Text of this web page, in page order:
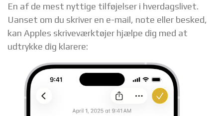
En af de mest nyttige tilføjelser i hverdagslivet.
Uanset om du skriver en e-mail, note eller besked,
kan Apples skriveværktøjer hjælpe dig med at
udtrykke dig klarere: